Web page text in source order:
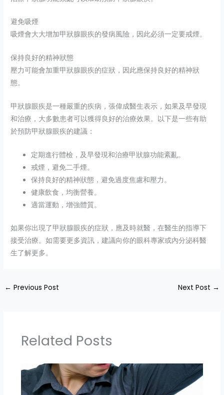
避免吸煙
吸煙會大大增加甲狀腺眼疾的發病風險，因此必須一定要戒煙。
保持良好的精神狀態
壓力可能會加重甲狀腺眼疾的症狀，因此應保持良好的精神狀
態。
甲狀腺眼疾是一種嚴重的疾病，張偉成醫生表示，如果及早發現
和治療，大多數患者可以獲得良好的治療效果。以下是一些有助
於預防甲狀腺眼疾的建議：
定期進行體檢，及早發現和治療甲狀腺功能紊亂。
戒煙，避免二手煙。
保持良好的精神狀態，避免過度焦慮和壓力。
健康飲食，均衡營養。
適當運動，增強體質。
如果你出現了甲狀腺眼疾的症狀，應及時就醫，在醫生的指導下
接受治療。如需要更多資訊，建議向你的眼科專家或內分泌科醫
生了解更多。
← Previous Post Next Post →
Related Posts